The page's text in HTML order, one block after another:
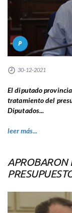
P
30-12-2021
El diputado
tratamiento del
Diputados...
leer más...
APROBARON